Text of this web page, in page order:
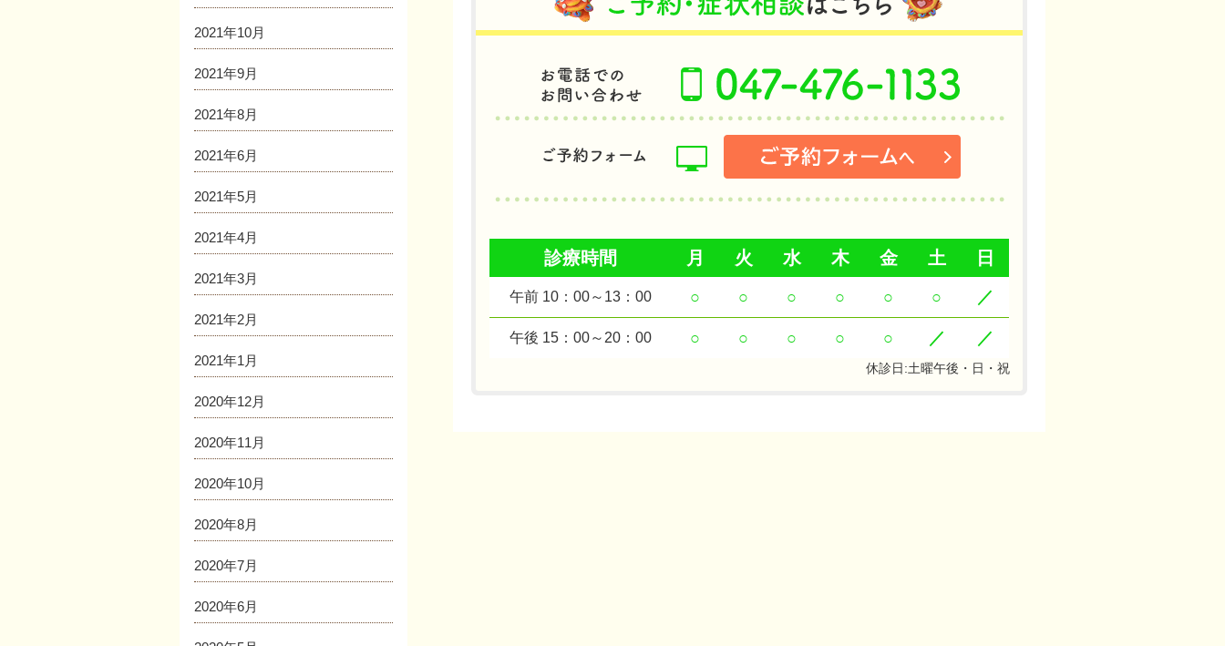
診療時間 月 火 水 木 金 土 日
午前 10：00～13：00 ○ ○ ○ ○ ○ ○ ／
午後 15：00～20：00 ○ ○ ○ ○ ○ ／ ／
休診日:土曜午後・日・祝
2021年10月
2021年9月
2021年8月
2021年6月
2021年5月
2021年4月
2021年3月
2021年2月
2021年1月
2020年12月
2020年11月
2020年10月
2020年8月
2020年7月
2020年6月